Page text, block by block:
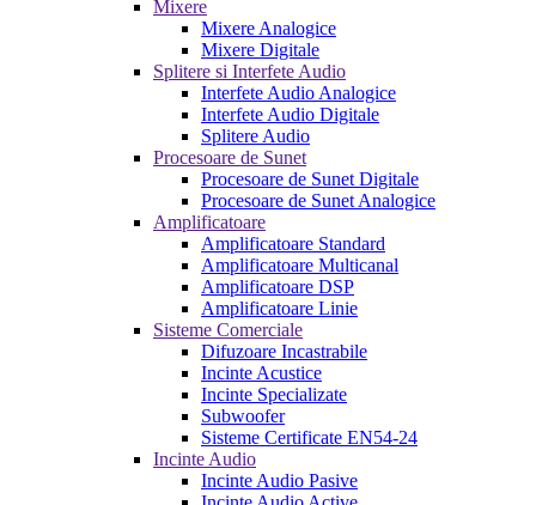
Mixere
Mixere Analogice
Mixere Digitale
Splitere si Interfete Audio
Interfete Audio Analogice
Interfete Audio Digitale
Splitere Audio
Procesoare de Sunet
Procesoare de Sunet Digitale
Procesoare de Sunet Analogice
Amplificatoare
Amplificatoare Standard
Amplificatoare Multicanal
Amplificatoare DSP
Amplificatoare Linie
Sisteme Comerciale
Difuzoare Incastrabile
Incinte Acustice
Incinte Specializate
Subwoofer
Sisteme Certificate EN54-24
Incinte Audio
Incinte Audio Pasive